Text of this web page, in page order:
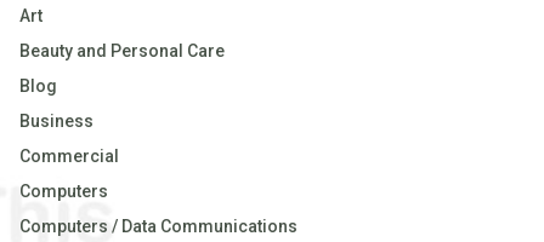
Art
Beauty and Personal Care
Blog
Business
Commercial
Computers
Computers / Data Communications